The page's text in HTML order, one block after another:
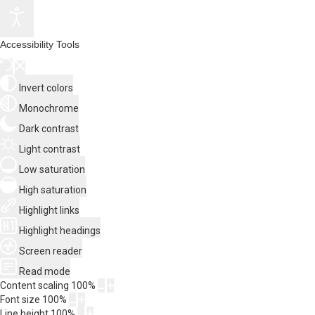
Accessibility Tools
Invert colors
Monochrome
Dark contrast
Light contrast
Low saturation
High saturation
Highlight links
Highlight headings
Screen reader
Read mode
Content scaling 100%
Font size 100%